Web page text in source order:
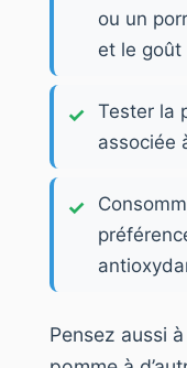
ou un
et le goût
Tester la
associée
Pensez aussi